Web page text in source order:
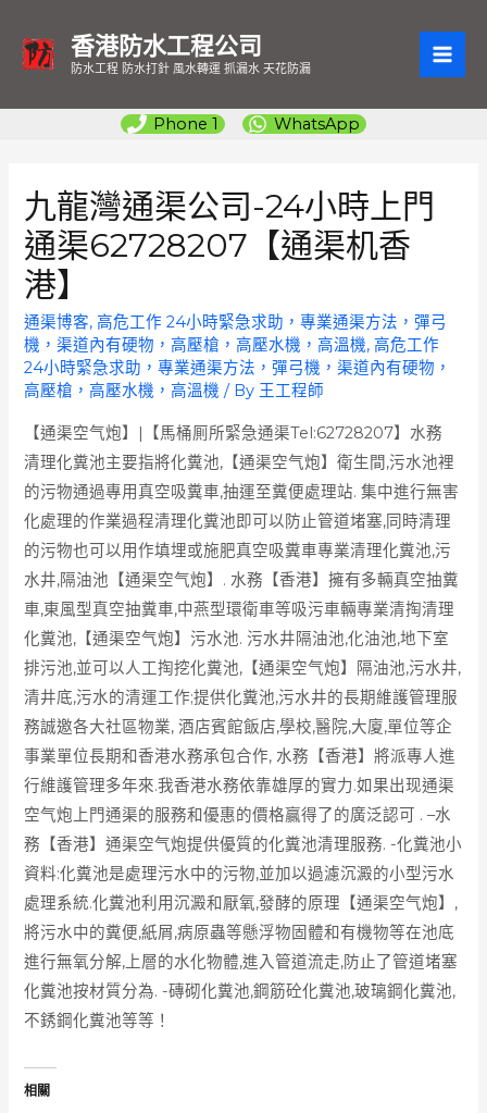
香港防水工程公司
防水工程 防水打針 風水轉運 抓漏水 天花防漏
Phone 1 WhatsApp
九龍灣通渠公司-24小時上門
通渠62728207【通渠机香
港】
通渠博客,高危工作 24小時緊急求助，專業通渠方法，彈弓
機，渠道內有硬物，高壓槍，高壓水機，高溫機,高危工作
24小時緊急求助，專業通渠方法，彈弓機，渠道內有硬物，
高壓槍，高壓水機，高溫機 / By 王工程師
【通渠空气炮】|【馬桶厠所緊急通渠Tel:62728207】水務
清理化糞池主要指將化糞池,【通渠空气炮】衛生間,污水池裡
的污物通過專用真空吸糞車,抽運至糞便處理站. 集中進行無害
化處理的作業過程清理化糞池即可以防止管道堵塞,同時清理
的污物也可以用作填埋或施肥真空吸糞車專業清理化糞池,污
水井,隔油池【通渠空气炮】. 水務【香港】擁有多輛真空抽糞
車,東風型真空抽糞車,中燕型環衛車等吸污車輛專業清掏清理
化糞池,【通渠空气炮】污水池. 污水井隔油池,化油池,地下室
排污池,並可以人工掏挖化糞池,【通渠空气炮】隔油池,污水井,
清井底,污水的清運工作;提供化糞池,污水井的長期維護管理服
務誠邀各大社區物業, 酒店賓館飯店,學校,醫院,大廈,單位等企
事業單位長期和香港水務承包合作, 水務【香港】將派專人進
行維護管理多年來.我香港水務依靠雄厚的實力.如果出现通渠
空气炮上門通渠的服務和優惠的價格贏得了的廣泛認可 . –水
務【香港】通渠空气炮提供優質的化糞池清理服務. -化糞池小
資料:化糞池是處理污水中的污物,並加以過濾沉澱的小型污水
處理系統.化糞池利用沉澱和厭氧,發酵的原理【通渠空气炮】,
將污水中的糞便,紙屑,病原蟲等懸浮物固體和有機物等在池底
進行無氧分解,上層的水化物體,進入管道流走,防止了管道堵塞
化糞池按材質分為. -磚砌化糞池,鋼筋砼化糞池,玻璃鋼化糞池,
不銹鋼化糞池等等！
相關